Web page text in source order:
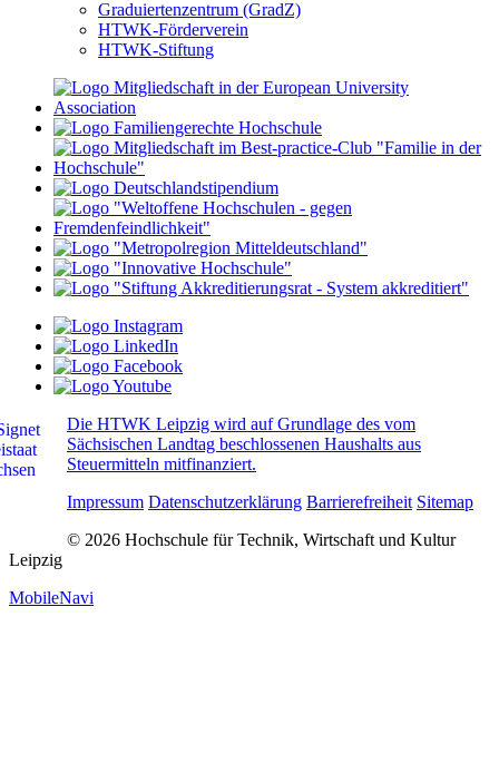
Graduiertenzentrum (GradZ)
HTWK-Förderverein
HTWK-Stiftung
Die HTWK Leipzig wird auf Grundlage des vom
Sächsischen Landtag beschlossenen Haushalts aus
Steuermitteln mitfinanziert.
Impressum Datenschutzerklärung Barrierefreiheit Sitemap
© 2026 Hochschule für Technik, Wirtschaft und Kultur
Leipzig
MobileNavi